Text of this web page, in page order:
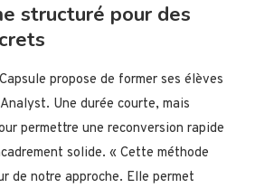
structuré pour des
propose de former ses élèves
Une durée courte, mais
permettre une reconversion rapide
solide. « Cette méthode
de notre approche. Elle permet